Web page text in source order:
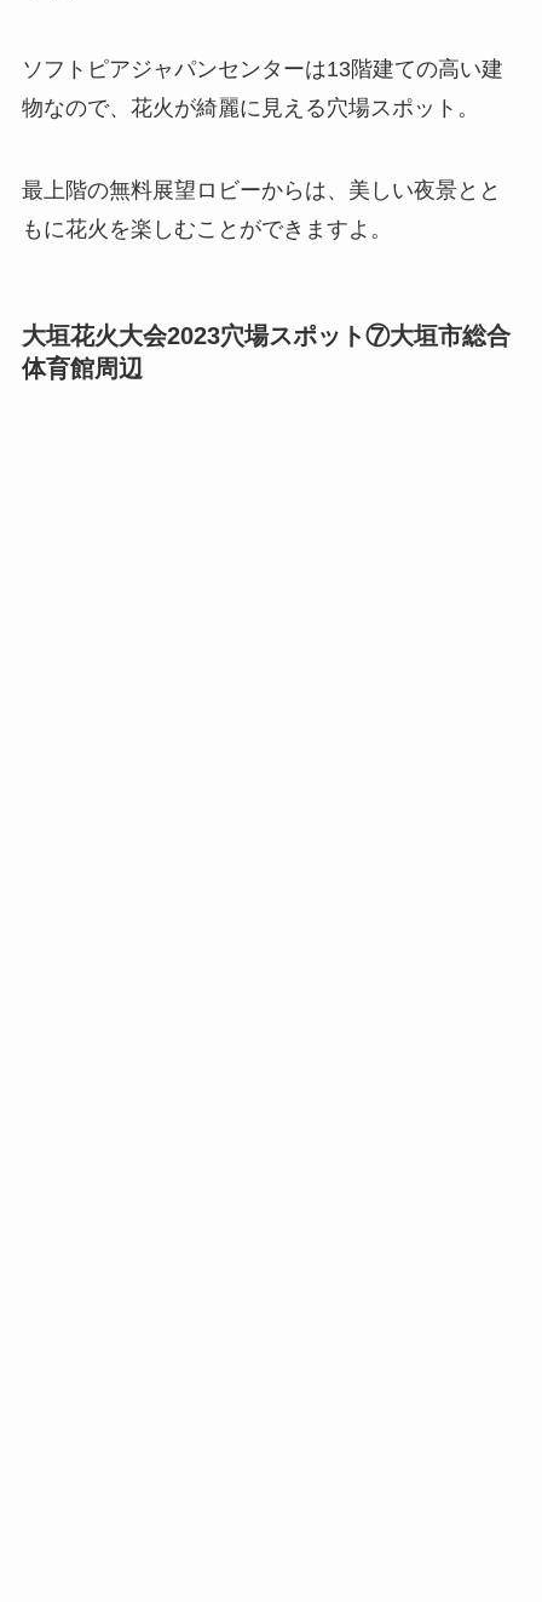
ソフトピアジャパンセンターは13階建ての高い建
物なので、花火が綺麗に見える穴場スポット。
最上階の無料展望ロビーからは、美しい夜景とと
もに花火を楽しむことができますよ。
大垣花火大会2023穴場スポット⑦大垣市総合
体育館周辺